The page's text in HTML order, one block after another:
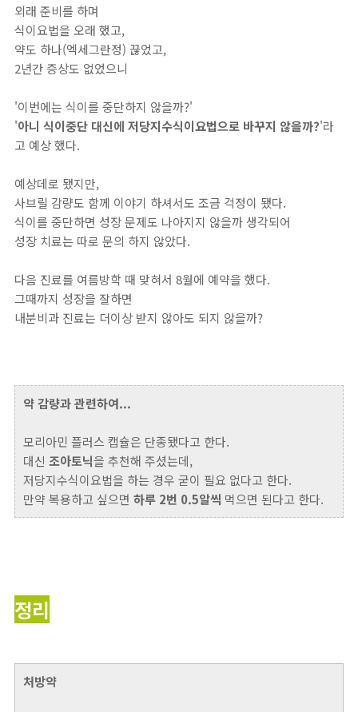
외래 준비를 하며
식이요법을 오래 했고,
약도 하나(엑세그란정) 끊었고,
2년간 증상도 없었으니
'이번에는 식이를 중단하지 않을까?'
'아니 식이중단 대신에 저당지수식이요법으로 바꾸지 않을까?'라
고 예상 했다.
예상데로 됐지만,
사브릴 감량도 함께 이야기 하셔서도 조금 걱정이 됐다.
식이를 중단하면 성장 문제도 나아지지 않을까 생각되어
성장 치료는 따로 문의 하지 않았다.
다음 진료를 여름방학 때 맞혀서 8월에 예약을 했다.
그때까지 성장을 잘하면
내분비과 진료는 더이상 받지 않아도 되지 않을까?
약 감량과 관련하여...
모리아민 플러스 캡슐은 단종됐다고 한다.
대신 조아토닉을 추천해 주셨는데,
저당지수식이요법을 하는 경우 굳이 필요 없다고 한다.
만약 복용하고 싶으면 하루 2번 0.5알씩 먹으면 된다고 한다.
정리
처방약